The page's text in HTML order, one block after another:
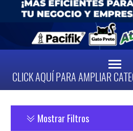
CLICK AQUÍ PARA AMPLIAR
Mostrar Filtros